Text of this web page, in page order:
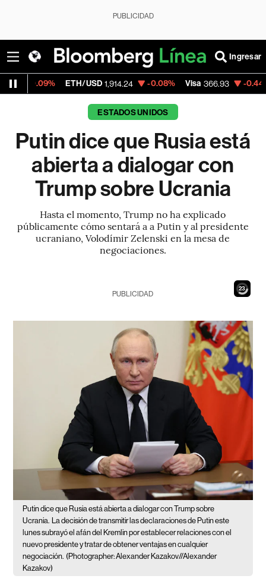
PUBLICIDAD
Ingresar
ETH/USD 1,914.24 -0.08% Visa 366.93 -0.44%
ESTADOS UNIDOS
Putin dice que Rusia está
abierta a dialogar con
Trump sobre Ucrania
Hasta el momento, Trump no ha explicado
públicamente cómo sentará a a Putin y al presidente
ucraniano, Volodímir Zelenski en la mesa de
negociaciones.
22
PUBLICIDAD
Putin dice que Rusia está abierta a dialogar con Trump sobre
Ucrania. La decisión de transmitir las declaraciones de Putin este
lunes subrayó el afán del Kremlin por establecer relaciones con el
nuevo presidente y tratar de obtener ventajas en cualquier
negociación. (Photographer: Alexander Kazakov//Alexander
Kazakov)